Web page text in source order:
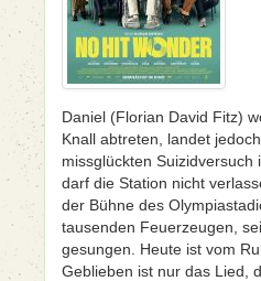
Daniel (Florian David Fitz)
Knall abtreten, landet
missglückten Suizidversuch
darf die Station nicht
der Bühne des
tausenden Feuerzeugen,
gesungen. Heute ist vom
Geblieben ist nur das Lied,